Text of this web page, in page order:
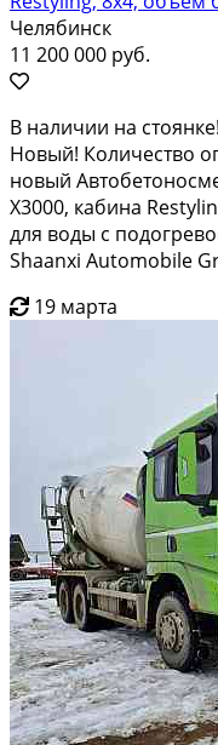
Челябинск
11 200 000 руб.
В наличии на
Новый! Количество
новый
X3000, кабина
для воды с
Shaanxi Automobile
19 марта